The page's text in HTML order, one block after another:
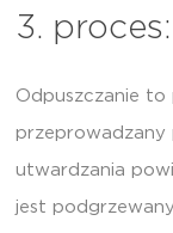
3.
Odpuszczanie to
przeprowadzany
utwardzania
jest